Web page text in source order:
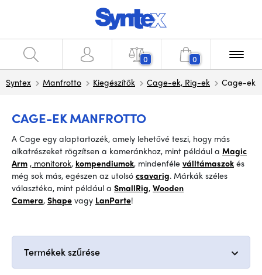
0 0
Syntex Manfrotto Kiegészítők Cage-ek, Rig-ek Cage-ek
CAGE-EK MANFROTTO
A Cage egy alaptartozék, amely lehetővé teszi, hogy más
alkatrészeket rögzítsen a kameránkhoz, mint például a Magic
Arm , monitorok, kompendiumok, mindenféle válltámaszok és
még sok más, egészen az utolsó csavarig. Márkák széles
választéka, mint például a SmallRig, Wooden
Camera, Shape vagy LanParte!
Termékek szűrése